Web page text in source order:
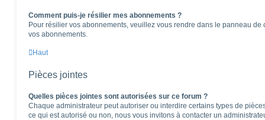
Comment puis-je résilier mes abonnements ?
Pour résilier vos abonnements, veuillez vous rendre dans le panneau de
vos abonnements.
Haut
Pièces jointes
Quelles pièces jointes sont autorisées sur ce forum ?
Chaque administrateur peut autoriser ou interdire certains types de
ce qui est autorisé ou non, nous vous invitons à contacter un